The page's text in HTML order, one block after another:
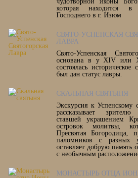
которая находится в
Господнего в г. Изюм
СВЯТО-УСПЕНСКАЯ
ЛАВРА
Свято-Успенская
основана в у XIV или
состоялась
был дан статус лавры.
СКАЛЬНАЯ СВЯТЫНЯ
Экскурсия к Успенскому
рассказывает
ставшей украшением
островок молитвы,
Пресвятая Богородица,
паломников с разных
оставляет добрую память
с необычным
МОНАСТЫРЬ ОТЦА